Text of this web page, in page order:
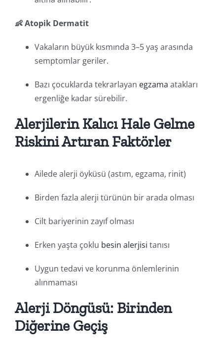
👶 Atopik Dermatit
Vakaların büyük kısmında 3–5 yaş arasında
semptomlar geriler.
Bazı çocuklarda tekrarlayan egzama atakları
ergenliğe kadar sürebilir.
Alerjilerin Kalıcı Hale Gelme
Riskini Artıran Faktörler
Ailede alerji öyküsü (astım, egzama, rinit)
Birden fazla alerji türünün bir arada olması
Cilt bariyerinin zayıf olması
Erken yaşta çoklu besin alerjisi tanısı
Uygun tedavi ve korunma önlemlerinin
alınmaması
Alerji Döngüsü: Birinden
Diğerine Geçiş